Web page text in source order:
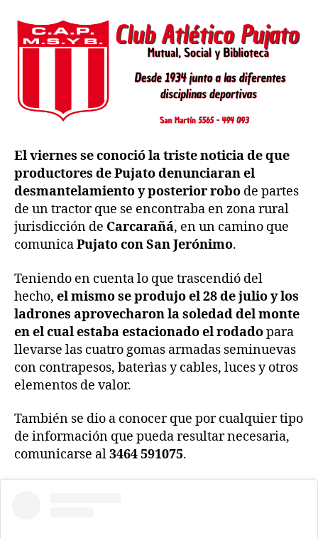
El viernes se conoció la triste noticia de que
productores de Pujato denunciaran el
desmantelamiento y posterior robo de partes
de un tractor que se encontraba en zona rural
jurisdicción de Carcarañá, en un camino que
comunicaPujato con San Jerónimo.
Teniendo en cuenta lo que trascendió del
hecho, el mismo se produjo el 28 de julio y los
ladrones aprovecharon la soledad del monte
en el cual estaba estacionado el rodadopara
llevarse las cuatro gomas armadas seminuevas
con contrapesos, baterìas y cables, luces y otros
elementos de valor.
También se dio a conocer que por cualquier tipo
de información que pueda resultar necesaria,
comunicarse al3464 591075.